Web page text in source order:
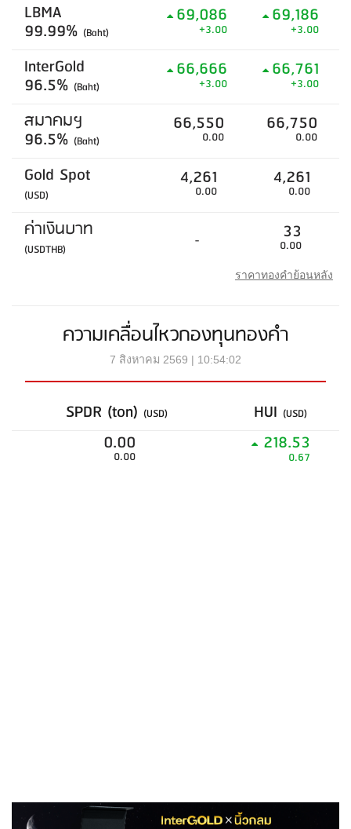
LBMA
99.99% (Baht)
69,086
+3.00
69,186
+3.00
InterGold
96.5% (Baht)
66,666
+3.00
66,761
+3.00
สมาคมฯ
96.5% (Baht)
66,550
0.00
66,750
0.00
Gold Spot
(USD)
4,261
0.00
4,261
0.00
ค่าเงินบาท
(USDTHB) - 33
0.00
ราคาทองคำย้อนหลัง
ความเคลื่อนไหวกองทุนทองคำ
7 สิงหาคม 2569 | 10:54:02
SPDR (ton) (USD) HUI (USD)
0.00
0.00
218.53
0.67